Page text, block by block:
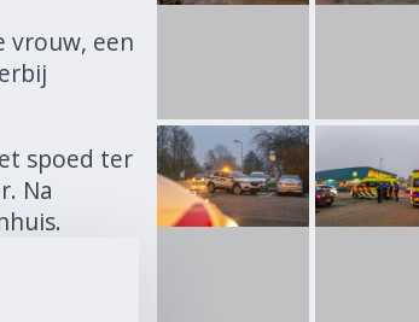
vrouw, een
spoed ter
Na